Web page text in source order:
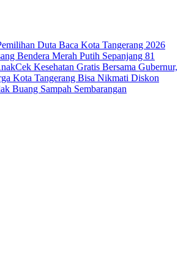
Duta Baca Kota Tangerang 2026
Bendera Merah Putih Sepanjang 81
Cek Kesehatan Gratis Bersama Gubernur,
Kota Tangerang Bisa Nikmati Diskon
Buang Sampah Sembarangan